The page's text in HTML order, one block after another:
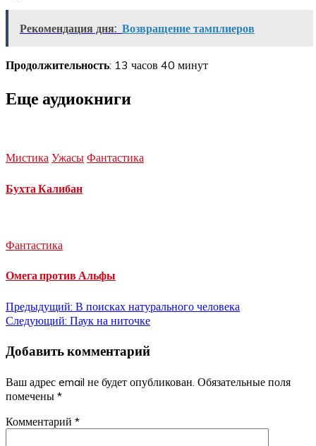
Рекомендация дня: Возвращение тамплиеров
Продолжительность: 13 часов 40 минут
Еще аудиокниги
Мистика Ужасы Фантастика
Бухта Калибан
Фантастика
Омега против Альфы
Навигация
записям
Предыдущий: В поисках натурального человека
Следующий: Паук на ниточке
Добавить комментарий
Ваш адрес email не будет опубликован. Обязательные поля
помечены *
Комментарий *